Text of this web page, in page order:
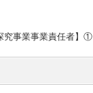
究事業事業責任者】①